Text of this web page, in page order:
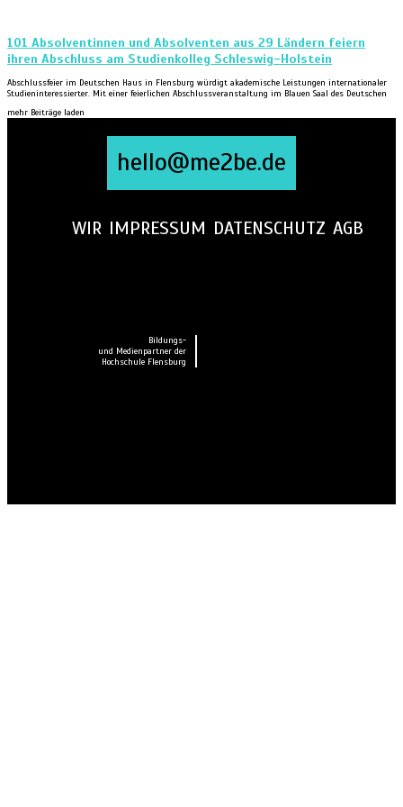
101 Absolventinnen und Absolventen aus 29 Ländern feiern
ihren Abschluss am Studienkolleg Schleswig-Holstein
Abschlussfeier im Deutschen Haus in Flensburg würdigt akademische Leistungen internationaler
Studieninteressierter. Mit einer feierlichen Abschlussveranstaltung im Blauen Saal des Deutschen
mehr Beiträge laden
hello@me2be.de
WIR IMPRESSUM DATENSCHUTZ AGB
Bildungs-
und Medienpartner der
Hochschule Flensburg